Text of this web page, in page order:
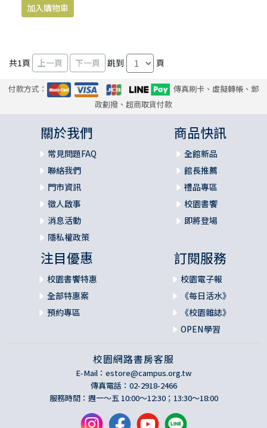
共1頁 跳到 頁
付款方式：
傳真刷卡、虛擬轉帳、郵
政劃撥、超商取貨付款
關於我們
常見問題FAQ
聯絡我們
門市資訊
徵人啟事
消息活動
隱私權政策
商品快訊
全館新品
館長推薦
禮品專區
校園書饗
即將登場
注目優惠
校園書饗特惠
全部特惠案
預約專區
訂閱服務
校園電子報
《每日活水》
《校園雜誌》
OPEN學習
校園網路書房客服
E-Mail： estore@campus.org.tw
傳真電話：02-2918-2466
服務時間：週一～五 10:00～12:30；13:30～18:00